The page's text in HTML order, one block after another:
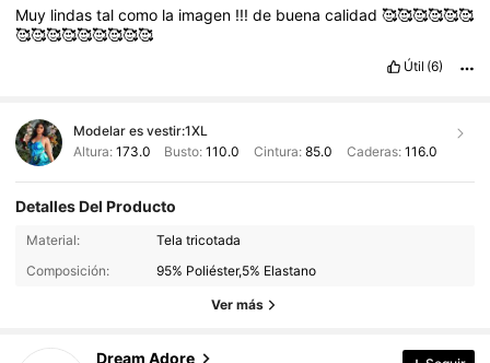
Muy lindastalcomo la imagen !!!de buenacalidad🥰🥰🥰🥰🥰🥰
🥰🥰🥰🥰🥰🥰🥰🥰🥰
Útil (6)
Modelar es vestir:1XL
Altura: 173.0 Busto:110.0 Cintura: 85.0 Caderas: 116.0
Detalles Del Producto
Material:
Tela tricotada
Composición:
95% Poliéster,5% Elastano
Ver más
Dream Adore
91K Seguidores
91K Seguidores
91K Seguidores